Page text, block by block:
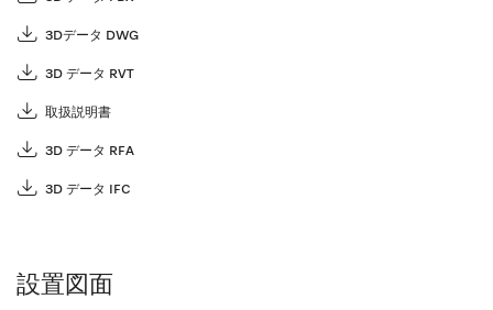
3Dデータ DWG
3D データ RVT
取扱説明書
3D データ RFA
3D データ IFC
設置図面